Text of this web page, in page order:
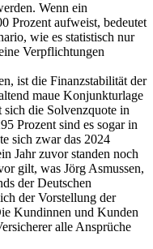
Wenn ein
Prozent aufweist, bedeutet
wie es statistisch nur
Verpflichtungen
ist die Finanzstabilität der
maue Konjunkturlage
die Solvenzquote in
Prozent sind es sogar in
sich zwar das 2024
Jahr zuvor standen noch
gilt, was Jörg Asmussen,
der Deutschen
der Vorstellung der
Kundinnen und Kunden
alle Ansprüche